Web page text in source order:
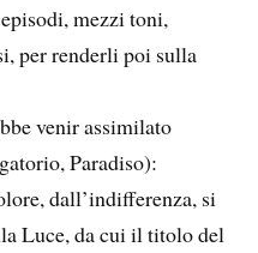
mezzi toni,
per renderli poi sulla
venir assimilato
Paradiso):
dall’indifferenza, si
Luce, da cui il titolo del